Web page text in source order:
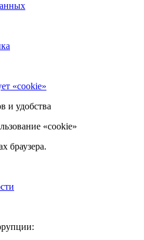
«cookie»
и удобства
«cookie»
браузера.